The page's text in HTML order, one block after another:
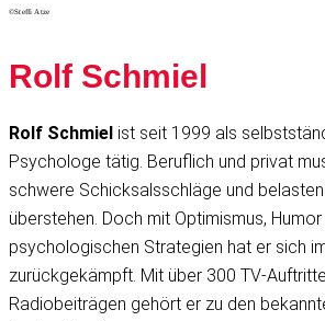
©Steffi Atze
Rolf Schmiel
Rolf Schmiel ist seit 1999 als
Psychologe tätig. Beruflich und privat
schwere Schicksalsschläge und
überstehen. Doch mit Optimismus,
psychologischen Strategien hat er sich
zurückgekämpft. Mit über 300 TV-
Radiobeiträgen gehört er zu den